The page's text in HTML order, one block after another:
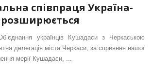
співпраця Україна-
українців Кушадаси з Черкаською
делегація міста Черкаси, за сприяння нашої
мерії Кушадаси, ...